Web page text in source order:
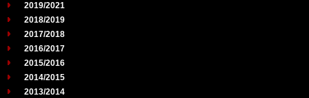
2019/2021
2018/2019
2017/2018
2016/2017
2015/2016
2014/2015
2013/2014